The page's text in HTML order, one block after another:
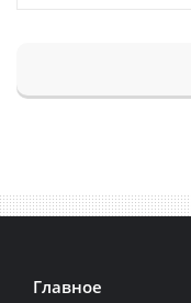
Главное